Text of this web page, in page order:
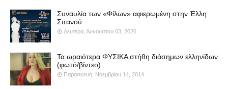
Συναυλία των «Φίλων» αφιερωμένη στην Έλλη
Σπανού
Δευτέρα, Αυγούστου 03, 2026
Τα ωραιότερα ΦΥΣΙΚΑ στήθη διάσημων ελληνίδων
(φωτό/βίντεο)
Παρασκευή, Νοεμβρίου 14, 2014